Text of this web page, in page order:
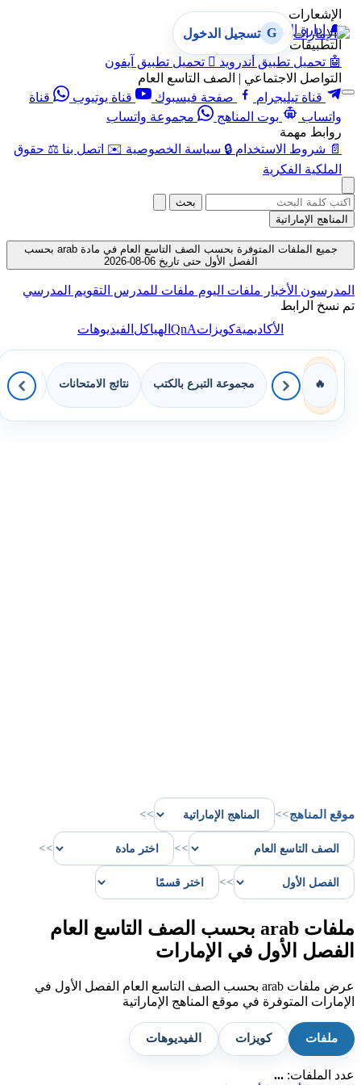
الإشعارات
🔔 إدارة الإشعارات
التطبيقات
🤖 تحميل تطبيق أندرويد  تحميل تطبيق آيفون
التواصل الاجتماعي | الصف التاسع العام
قناة تيليجرام
صفحة فيسبوك قناة يوتيوب
قناة
واتساب
بوت المناهج
مجموعة واتساب
روابط مهمة
📄 شروط الاستخدام 🔒 سياسة الخصوصية ✉️ اتصل بنا ⚖️ حقوق
الملكية الفكرية
G تسجيل الدخول
بحث
المناهج الإماراتية
جميع الملفات المتوفرة بحسب الصف التاسع العام في مادة arab بحسب
الفصل الأول حتى تاريخ 06-08-2026
المدرسون الأخبار ملفات اليوم ملفات للمدرس التقويم المدرسي
تم نسخ الرابط
الأكاديميةكويزاتQnAالهياكلالفيديوهات
🔥 مجموعة التبرع بالكتب نتائج الامتحانات
موقع المناهج>>
>>
>>
>>
>>
ملفات arab بحسب الصف التاسع العام
الفصل الأول في الإمارات
عرض ملفات arab بحسب الصف التاسع العام الفصل الأول في
الإمارات المتوفرة في موقع المناهج الإماراتية
ملفات كويزات الفيديوهات
عدد الملفات: ...